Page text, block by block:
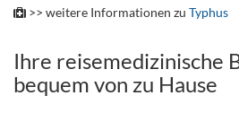
>> weitere Informationen zu Typhus
Ihre reisemedizinische
bequem von zu Hause